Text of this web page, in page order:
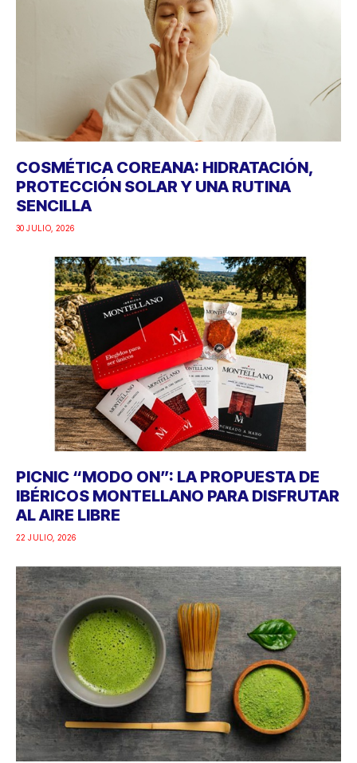
COSMÉTICA COREANA: HIDRATACIÓN,
PROTECCIÓN SOLAR Y UNA RUTINA
SENCILLA
30 JULIO, 2026
PICNIC “MODO ON”: LA PROPUESTA DE
IBÉRICOS MONTELLANO PARA DISFRUTAR
AL AIRE LIBRE
22 JULIO, 2026